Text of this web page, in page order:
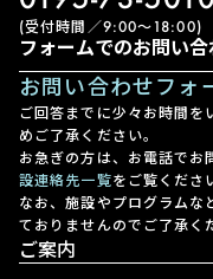
(受付時間／9:00〜18:00)
フォームでのお問い合
お問い合わせフォ
ご回答までに少々お時間を
めご了承ください。
お急ぎの方は、お電話でお
設連絡先一覧をご覧くださ
なお、施設やプログラムな
ておりませんのでご了承く
ご案内